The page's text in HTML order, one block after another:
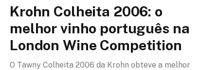
Krohn Colheita 2006: o
melhor vinho português na
London Wine Competition
O Tawny Colheita 2006 da Krohn obteve a melhor